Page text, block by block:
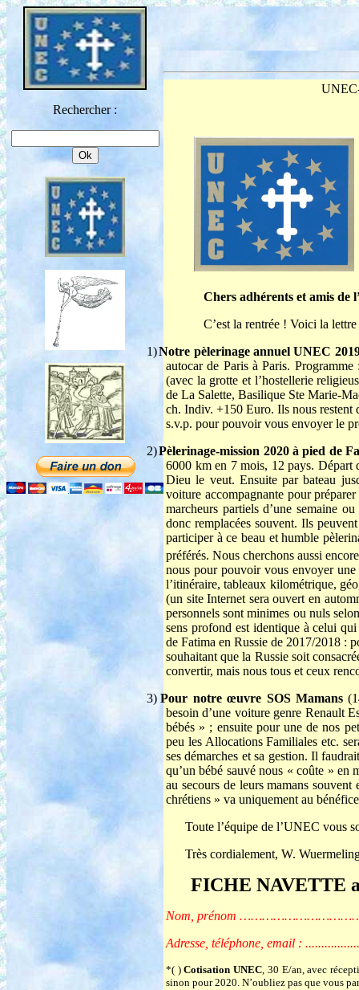
Rechercher :
Chers adhérents et amis de
C’est la rentrée ! Voici la
1)Notre pèlerinage annuel UNEC
autocar de Paris à Paris.
(avec la grotte et l’hostellerie
de La Salette, Basilique Ste Marie-
ch. Indiv. +150 Euro. Ils nous restent
s.v.p. pour pouvoir vous envoyer le
2)Pèlerinage-mission 2020 à pied de
6000 km en 7 mois, 12 pays. Départ
Dieu le veut. Ensuite par bateau
voiture accompagnante pour
marcheurs partiels d’une semaine
donc remplacées souvent. Ils
participer à ce beau et humble
préférés. Nous cherchons aussi
nous pour pouvoir vous envoyer
l’itinéraire, tableaux kilométrique,
(un site Internet sera ouvert en
personnels sont minimes ou nuls
sens profond est identique à celui
de Fatima en Russie de 2017/2018 :
souhaitant que la Russie soit
convertir, mais nous tous et ceux
3) Pour notre œuvre SOS Mamans
besoin d’une voiture genre Renault
bébés » ; ensuite pour une de nos
peu les Allocations Familiales etc.
ses démarches et sa gestion. Il
qu’un bébé sauvé nous « coûte » en
au secours de leurs mamans
chrétiens » va uniquement au
Toute l’équipe de l’UNEC vous
Très cordialement, W.
FICHE NAVETTE
Nom, prénom
Adresse, téléphone, email :
*( )Cotisation UNEC, 30 E/an, avec
sinon pour 2020. N’oubliez pas que vous